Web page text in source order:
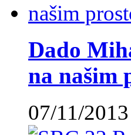
Dado
na našim
07/11/2013